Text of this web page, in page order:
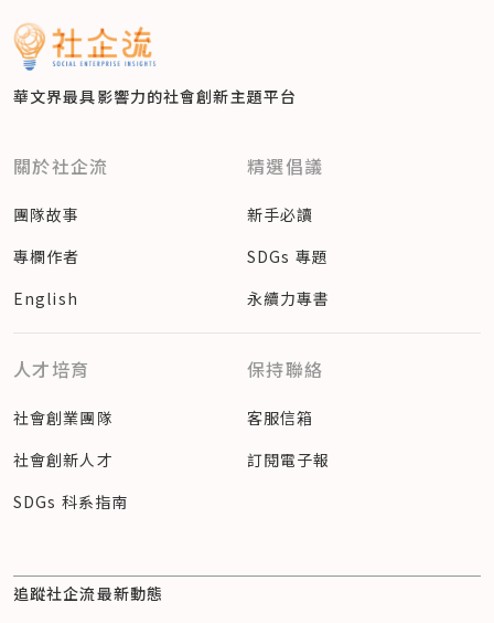
華文界最具影響力的社會創新主題平台
關於社企流
團隊故事
專欄作者
English
精選倡議
新手必讀
SDGs 專題
永續力專書
人才培育
社會創業團隊
社會創新人才
SDGs 科系指南
保持聯絡
客服信箱
訂閱電子報
追蹤社企流最新動態